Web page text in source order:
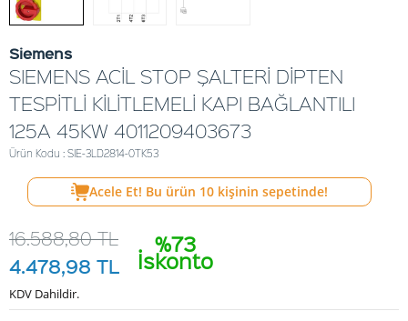
Siemens
SIEMENS ACİL STOP ŞALTERİ DİPTEN
TESPİTLİ KİLİTLEMELİ KAPI BAĞLANTILI
125A 45KW 4011209403673
Ürün Kodu : SIE-3LD2814-0TK53
Acele Et! Bu ürün 10 kişinin sepetinde!
%73
İskonto
16.588,80TL
4.478,98 TL
KDV Dahildir.